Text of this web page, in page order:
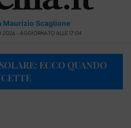
Maurizio Scaglione
2026 - AGGIORNATO ALLE 17:04
ECCO QUANDO